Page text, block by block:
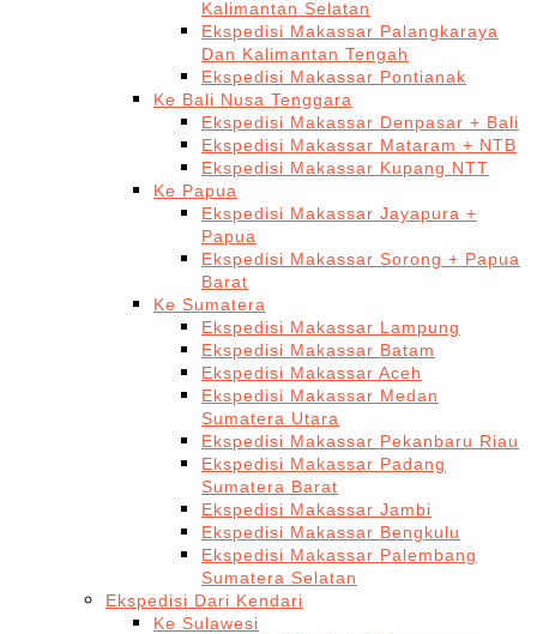
Kalimantan Selatan
Ekspedisi Makassar Palangkaraya
Dan Kalimantan Tengah
Ekspedisi Makassar Pontianak
Ke Bali Nusa Tenggara
Ekspedisi Makassar Denpasar + Bali
Ekspedisi Makassar Mataram + NTB
Ekspedisi Makassar Kupang NTT
Ke Papua
Ekspedisi Makassar Jayapura +
Papua
Ekspedisi Makassar Sorong + Papua
Barat
Ke Sumatera
Ekspedisi Makassar Lampung
Ekspedisi Makassar Batam
Ekspedisi Makassar Aceh
Ekspedisi Makassar Medan
Sumatera Utara
Ekspedisi Makassar Pekanbaru Riau
Ekspedisi Makassar Padang
Sumatera Barat
Ekspedisi Makassar Jambi
Ekspedisi Makassar Bengkulu
Ekspedisi Makassar Palembang
Sumatera Selatan
Ekspedisi Dari Kendari
Ke Sulawesi